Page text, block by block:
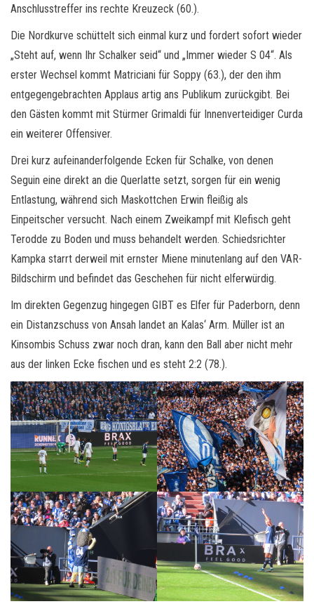
Anschlusstreffer ins rechte Kreuzeck (60.).
Die Nordkurve schüttelt sich einmal kurz und fordert sofort wieder
„Steht auf, wenn Ihr Schalker seid“ und „Immer wieder S 04“. Als
erster Wechsel kommt Matriciani für Soppy (63.), der den ihm
entgegengebrachten Applaus artig ans Publikum zurückgibt. Bei
den Gästen kommt mit Stürmer Grimaldi für Innenverteidiger Curda
ein weiterer Offensiver.
Drei kurz aufeinanderfolgende Ecken für Schalke, von denen
Seguin eine direkt an die Querlatte setzt, sorgen für ein wenig
Entlastung, während sich Maskottchen Erwin fleißig als
Einpeitscher versucht. Nach einem Zweikampf mit Klefisch geht
Terodde zu Boden und muss behandelt werden. Schiedsrichter
Kampka starrt derweil mit ernster Miene minutenlang auf den VAR-
Bildschirm und befindet das Geschehen für nicht elferwürdig.
Im direkten Gegenzug hingegen GIBT es Elfer für Paderborn, denn
ein Distanzschuss von Ansah landet an Kalas‘ Arm. Müller ist an
Kinsombis Schuss zwar noch dran, kann den Ball aber nicht mehr
aus der linken Ecke fischen und es steht 2:2 (78.).